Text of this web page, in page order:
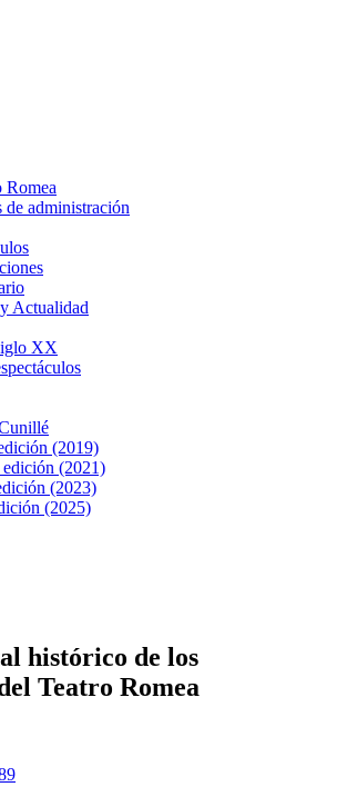
Romea
de administración
Actualidad
XX
(2019)
edición (2021)
(2023)
(2025)
histórico de los
Teatro Romea